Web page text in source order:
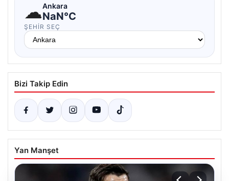
☁Ankara
NaN°C
ŞEHIR SEÇ
Bizi Takip Edin
Yan Manşet